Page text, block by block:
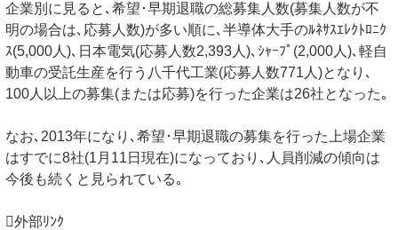
企業別に見ると､希望･早期退職の総募集人数(募集人数が不
明の場合は､応募人数)が多い順に､半導体大手のﾙﾈｻｽｴﾚｸﾄﾛﾆｸ
ｽ(5,000人)､日本電気(応募人数2,393人)､ｼｬｰﾌﾟ(2,000人)､軽自
動車の受託生産を行う八千代工業(応募人数771人)となり､
100人以上の募集(または応募)を行った企業は26社となった｡
なお､2013年になり､希望･早期退職の募集を行った上場企業
はすでに8社(1月11日現在)になっており､人員削減の傾向は
今後も続くと見られている｡
外部ﾘﾝｸ